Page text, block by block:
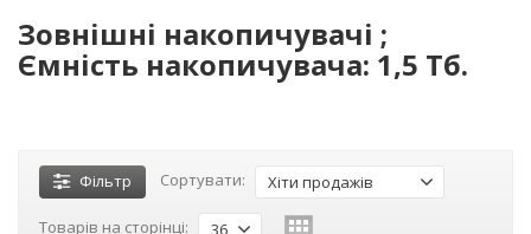
Зовнішні накопичувачі ;
Ємність накопичувача: 1,5 Тб.
Фільтр Сортувати: Хіти продажів
Товарів на сторінці: 36